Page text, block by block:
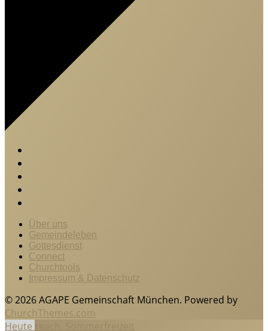
Über uns
Gemeindeleben
Gottesdienst
Connect
Churchtools
Impressum & Datenschutz
© 2026 AGAPE Gemeinschaft München. Powered by
ChurchThemes.com
Heute